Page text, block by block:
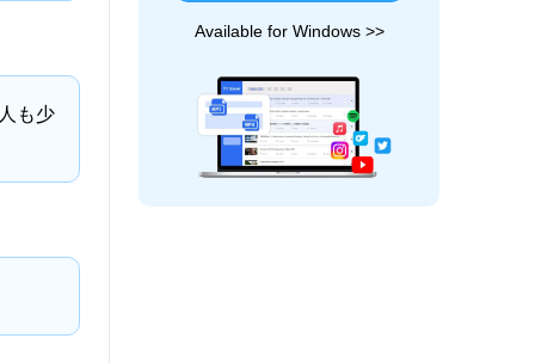
も少
Available for Windows >>